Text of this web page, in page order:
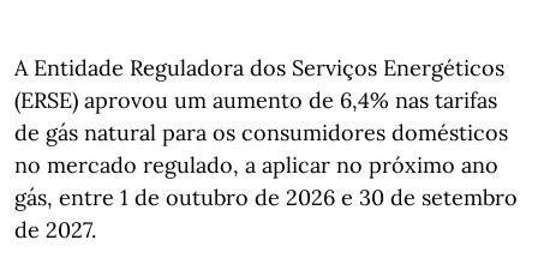
A Entidade Reguladora dos Serviços Energéticos
(ERSE) aprovou um aumento de 6,4% nas tarifas
de gás natural para os consumidores domésticos
no mercado regulado, a aplicar no próximo ano
gás, entre 1 de outubro de 2026 e 30 de setembro
de 2027.